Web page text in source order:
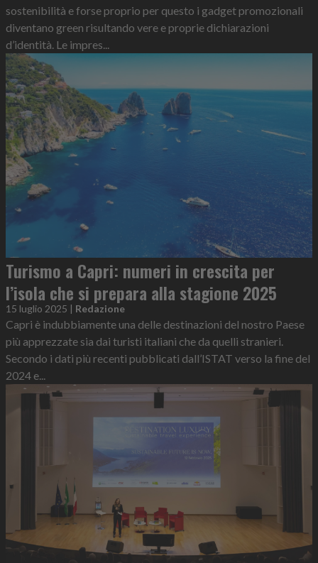
sostenibilità e forse proprio per questo i gadget promozionali
diventano green risultando vere e proprie dichiarazioni
d’identità. Le impres...
Turismo a Capri: numeri in crescita per
l’isola che si prepara alla stagione 2025
15 luglio 2025 | Redazione
Capri è indubbiamente una delle destinazioni del nostro Paese
più apprezzate sia dai turisti italiani che da quelli stranieri.
Secondo i dati più recenti pubblicati dall’ISTAT verso la fine del
2024 e...